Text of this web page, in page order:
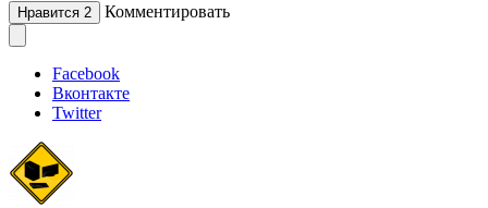
Нравится 2 Комментировать
Facebook
Вконтакте
Twitter